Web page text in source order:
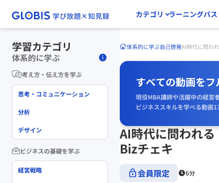
カテゴリ ラーニングパス
体系的に学ぶ自己啓発AI時代に問わ
すべての動画をフ
現役MBA講師や活躍中の経営
ビジネススキルを学べる動画
AI時代に問われ
Bizチェキ
会員限定 6分
学習カテゴリ
体系的に学ぶ
考え方・伝え方を学ぶ
思考・コミュニケーション
分析
デザイン
ビジネスの基礎を学ぶ
経営戦略